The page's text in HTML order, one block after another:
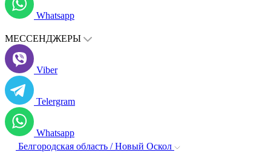
Whatsapp
МЕССЕНДЖЕРЫ
Viber
Telergram
Whatsapp
Белгородская область / Новый Оскол